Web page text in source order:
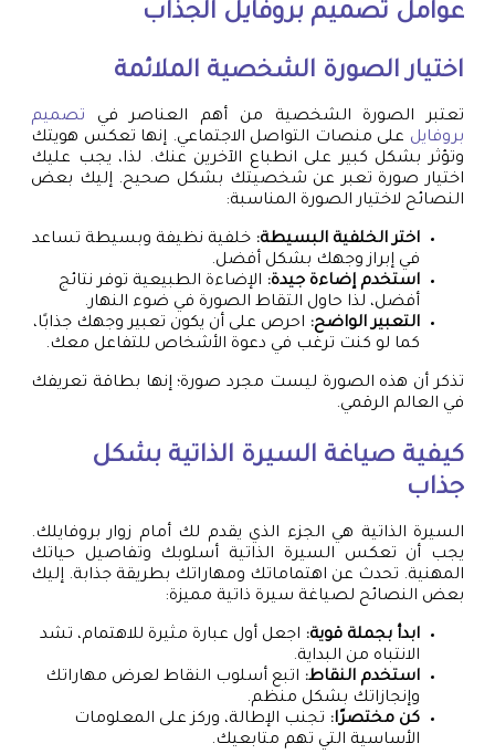
عوامل تصميم بروفايل الجذاب
اختيار الصورة الشخصية الملائمة
تعتبر الصورة الشخصية من أهم العناصر في تصميم
بروفايل على منصات التواصل الاجتماعي. إنها تعكس هويتك
وتؤثر بشكل كبير على انطباع الآخرين عنك. لذا، يجب عليك
اختيار صورة تعبر عن شخصيتك بشكل صحيح. إليك بعض
النصائح لاختيار الصورة المناسبة:
اختر الخلفية البسيطة: خلفية نظيفة وبسيطة تساعد
في إبراز وجهك بشكل أفضل.
استخدم إضاءة جيدة: الإضاءة الطبيعية توفر نتائج
أفضل، لذا حاول التقاط الصورة في ضوء النهار.
التعبير الواضح: احرص على أن يكون تعبير وجهك جذابًا،
كما لو كنت ترغب في دعوة الأشخاص للتفاعل معك.
تذكر أن هذه الصورة ليست مجرد صورة؛ إنها بطاقة تعريفك
في العالم الرقمي.
كيفية صياغة السيرة الذاتية بشكل
جذاب
السيرة الذاتية هي الجزء الذي يقدم لك أمام زوار بروفايلك.
يجب أن تعكس السيرة الذاتية أسلوبك وتفاصيل حياتك
المهنية. تحدث عن اهتماماتك ومهاراتك بطريقة جذابة. إليك
بعض النصائح لصياغة سيرة ذاتية مميزة:
ابدأ بجملة قوية: اجعل أول عبارة مثيرة للاهتمام، تشد
الانتباه من البداية.
استخدم النقاط: اتبع أسلوب النقاط لعرض مهاراتك
وإنجازاتك بشكل منظم.
كن مختصرًا: تجنب الإطالة، وركز على المعلومات
الأساسية التي تهم متابعيك.